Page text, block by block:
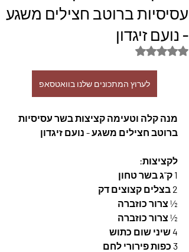
עסיסיות ברוטב חצילים משגע
- נועם זיגדון
דירוג של NaN מתוך 5 כוכבים
לערוץ המתכונים שלנו בוואטסאפ
מנה קלה וטעימה קציצות בשר עסיסיות
ברוטב חצילים משגע - נועם זיגדון
לקציצות:
1 ק"ג בשר טחון
2 בצלים קצוצים דק
½ צרור כוזברה
½ צרור כוזברה
4 שיני שום כתוש
3 כפות פירורי לחם